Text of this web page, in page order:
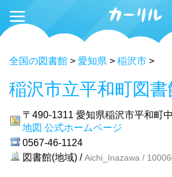
全国の図書館 > 愛知県 > 稲沢市 >
稲沢市立平和町図書
〒490-1311 愛知県稲沢市平和町
地図 公式ホームページ
0567-46-1124
図書館(地域) / Aichi_Inazawa /